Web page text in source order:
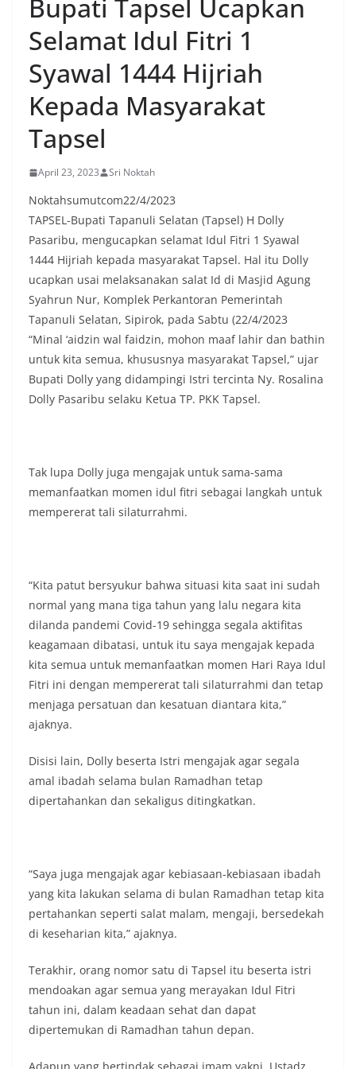
oleh warga, yang sebagian besar tengah bersiap
menyambut momentum HUT Kemerdekaan RI
dengan berbagai persiapan di lingkungan
masing-masing.‎Dalam dialog yang berlangsung
akrab, Bhabinkamtibmas menyapa warga,
menanyakan kondisi keamanan dan kenyamanan
lingkungan tempat tinggal, serta membuka ruang
komunikasi dua arah agar warga dapat
menyampaikan keluhan maupun informasi terkait
situasi kamtibmas di sekitar mereka.‎‎‎Salah satu
sambang ini adalah imbauan kepada warga untuk
memasang bendera Merah Putih secara penuh,
bukan setengah tiang, sebagai bentuk
penghormatan dan rasa cinta tanah air
menjelang perayaan HUT Kemerdekaan RI.
Petugas mengingatkan bahwa pemasangan
bendera dengan benar merupakan salah satu
wujud nyata partisipasi masyarakat dalam
memperingati hari bersejarah bangsa
Indonesia.‎‎”Kami mengimbau kepada seluruh
warga agar mulai mempersiapkan dan memasang
bendera Merah Putih di depan rumah masing-
masing secara penuh. Ini adalah bentuk
penghormatan kita bersama terhadap
perjuangan para pahlawan yang telah merebut
akan dikibarkan, memastikan bendera dalam
keadaan bersih, tidak sobek, dan layak untuk
dikibarkan sebagai simbol kehormatan
negara.‎‎‎Selain menyampaikan imbauan terkait
keamanan dan ketertiban masyarakat
(Kamtibmas) di lingkungan tempat tinggal warga.
Melalui interaksi langsung tersebut,
Bhabinkamtibmas dapat menghimpun informasi
awal terkait situasi sosial, potensi kerawanan,
maupun hal-hal yang dapat mengganggu
kondusivitas wilayah, khususnya menjelang
perayaan HUT Kemerdekaan RI yang biasanya
diwarnai dengan berbagai kegiatan dan
diantisipasi sejak awal sehingga situasi di
Kelurahan Sunggal tetap terjaga aman, tertib,
dan kondusif hingga puncak perayaan HUT
Kemerdekaan RI berlangsung.‎‎Wujud Kedekatan
personel Kepolisian dengan masyarakat. Melalui
kegiatan semacam ini, Bhabinkamtibmas tidak
hanya berperan sebagai penyampai informasi
dan imbauan, tetapi juga sebagai mitra
masyarakat dalam menjaga keamanan lingkungan
Bhabinkamtibmas di tengah-tengah warga
diharapkan dapat semakin mempererat
hubungan kemitraan antara Polri dan
masyarakat, sekaligus membangun kesadaran
kolektif warga akan pentingnya menjaga
Bupati Tapsel Ucapkan
Selamat Idul Fitri 1
Syawal 1444 Hijriah
Kepada Masyarakat
Tapsel
April 23, 2023 Sri Noktah
Noktahsumutcom22/4/2023
TAPSEL-Bupati Tapanuli Selatan (Tapsel) H Dolly
Pasaribu, mengucapkan selamat Idul Fitri 1 Syawal
1444 Hijriah kepada masyarakat Tapsel. Hal itu Dolly
ucapkan usai melaksanakan salat Id di Masjid Agung
Syahrun Nur, Komplek Perkantoran Pemerintah
Tapanuli Selatan, Sipirok, pada Sabtu (22/4/2023
“Minal ‘aidzin wal faidzin, mohon maaf lahir dan bathin
untuk kita semua, khususnya masyarakat Tapsel,” ujar
Bupati Dolly yang didampingi Istri tercinta Ny. Rosalina
Dolly Pasaribu selaku Ketua TP. PKK Tapsel.
Tak lupa Dolly juga mengajak untuk sama-sama
memanfaatkan momen idul fitri sebagai langkah untuk
mempererat tali silaturrahmi.
“Kita patut bersyukur bahwa situasi kita saat ini sudah
normal yang mana tiga tahun yang lalu negara kita
dilanda pandemi Covid-19 sehingga segala aktifitas
keagamaan dibatasi, untuk itu saya mengajak kepada
kita semua untuk memanfaatkan momen Hari Raya Idul
Fitri ini dengan mempererat tali silaturrahmi dan tetap
menjaga persatuan dan kesatuan diantara kita,”
ajaknya.
Disisi lain, Dolly beserta Istri mengajak agar segala
amal ibadah selama bulan Ramadhan tetap
dipertahankan dan sekaligus ditingkatkan.
“Saya juga mengajak agar kebiasaan-kebiasaan ibadah
yang kita lakukan selama di bulan Ramadhan tetap kita
pertahankan seperti salat malam, mengaji, bersedekah
di keseharian kita,” ajaknya.
Terakhir, orang nomor satu di Tapsel itu beserta istri
mendoakan agar semua yang merayakan Idul Fitri
tahun ini, dalam keadaan sehat dan dapat
dipertemukan di Ramadhan tahun depan.